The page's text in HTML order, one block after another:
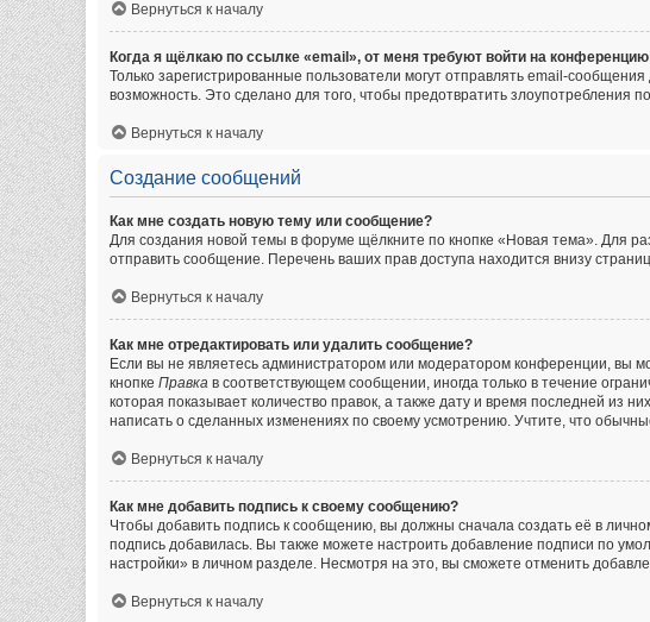
Вернуться к началу
Когда я щёлкаю по ссылке «email», от меня требуют войти на
Только зарегистрированные пользователи могут отправлять email-
возможность. Это сделано для того, чтобы предотвратить злоупотребления
Вернуться к началу
Создание сообщений
Как мне создать новую тему или сообщение?
Для создания новой темы в форуме щёлкните по кнопке «Новая тема». Для
отправить сообщение. Перечень ваших прав доступа находится внизу
Вернуться к началу
Как мне отредактировать или удалить сообщение?
Если вы не являетесь администратором или модератором конференции, вы
кнопке Правка в соответствующем сообщении, иногда только в течение
которая показывает количество правок, а также дату и время последней из
написать о сделанных изменениях по своему усмотрению. Учтите, что
Вернуться к началу
Как мне добавить подпись к своему сообщению?
Чтобы добавить подпись к сообщению, вы должны сначала создать её в
подпись добавилась. Вы также можете настроить добавление подписи по
настройки» в личном разделе. Несмотря на это, вы сможете отменить
Вернуться к началу